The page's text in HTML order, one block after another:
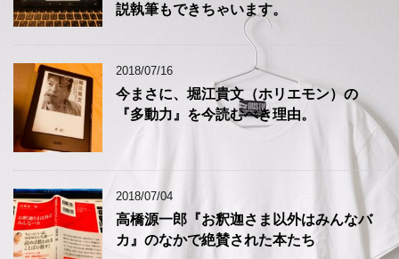
説執筆もできちゃいます。
2018/07/16
今まさに、堀江貴文（ホリエモン）の
『多動力』を今読むべき理由。
2018/07/04
高橋源一郎『お釈迦さま以外はみんなバ
カ』のなかで絶賛された本たち